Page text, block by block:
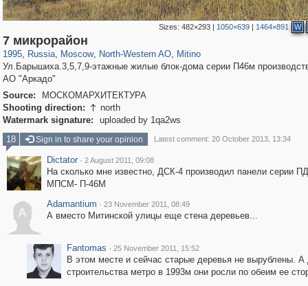
Sizes:482×293 | 1050×639 | 1464×891 W
7 микрорайон
1995, Russia
1,406,849
, Moscow
319,861 8,286
, North-Western AO, Mitino
Ул.Барышиха.3,5,7,9-этажные жилые блок-дома серии П46м
АО "Аркадо"
Source:
МОСКОМАРХИТЕКТУРА
Shooting direction:  north
Watermark signature:
uploaded by 1qa2ws
18
Sign in to share your opinion Latest comment: 20 October 2013, 13:34
Dictator · 2 August 2011, 09:08
На сколько мне известно, ДСК-4 производил панели серии
МПСМ- П-46М
A
Adamantium · 23 November 2011, 08:49
А вместо Митинской улицы еще стена деревьев...
Fantomas · 25 November 2011, 15:52
В этом месте и сейчас старые деревья не вырублены. А
строительства метро в 1993м они росли по обеим ее